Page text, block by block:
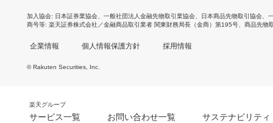
加入協会 日本証券業協会 一般社団法人金融先物取引業協会 日本商品先物取引協会
商号等 楽天証券株式会社／金融商品取引業者 関東財務局長（金商）第195号、商品先物
企業情報 個人情報保護方針 採用情報
© Rakuten Securities, Inc.
楽天グループ
サービス一覧 お問い合わせ一覧 サステナビリティ